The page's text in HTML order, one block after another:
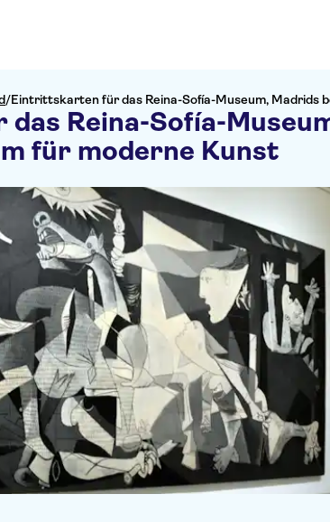
/Eintrittskarten für das Reina-Sofía-Museum, Madrids
Reina-Sofía-
für moderne Kunst